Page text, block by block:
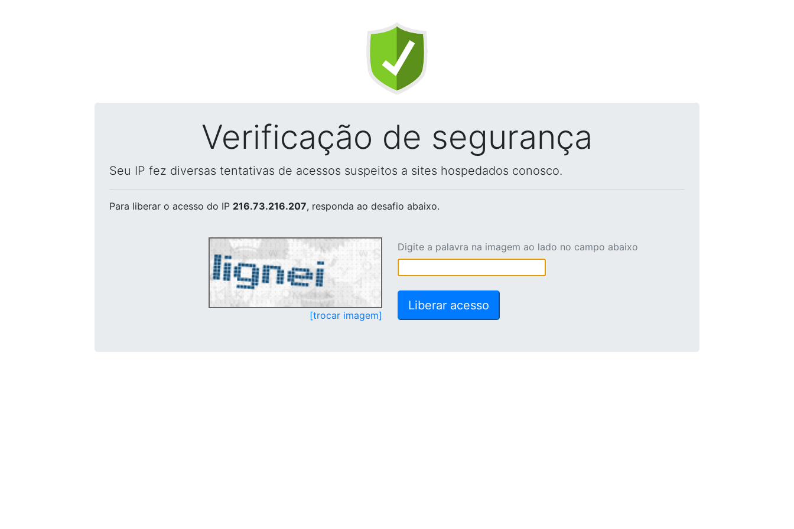
Verificação de segurança
Seu IP fez diversas tentativas de acessos suspeitos a sites hospedados conosco.
Para liberar o acesso do IP 216.73.216.207, responda ao desafio abaixo.
[trocar imagem]
Digite a palavra na imagem ao lado no campo abaixo